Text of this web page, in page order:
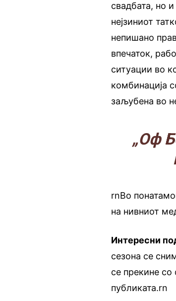
свадбата, но
нејзиниот
непишано
впечаток,
ситуации во
комбинација
заљубена во
„Оф
rnВо
на нивниот
Интересни
сезона се
се прекине
публиката.rn